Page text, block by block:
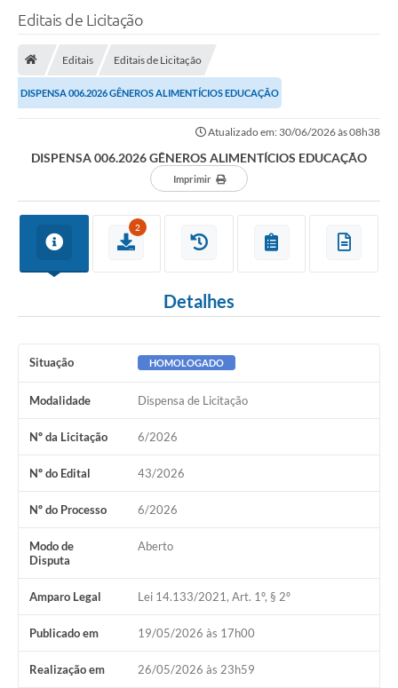
Secretarias
Contato
Formulário elaboração LDO
FISCAL
Portal da Transparência
A Nossa Cidade
Galeria de Fotos
Audiências Públicas
Arquivos para Download
A Prefeitura
Carta de Serviços
Galeria de Vídeos
Editais de Licitação
Editais Editais de Licitação
DISPENSA 006.2026 GÊNEROS ALIMENTÍCIOS EDUCAÇÃO
Atualizado em: 30/06/2026 às 08h38
DISPENSA 006.2026 GÊNEROS ALIMENTÍCIOS EDUCAÇÃO
Imprimir
2
Detalhes
Situação HOMOLOGADO
Modalidade Dispensa de Licitação
Nº da Licitação 6/2026
Nº do Edital 43/2026
Nº do Processo 6/2026
Modo de
Disputa
Aberto
Amparo Legal Lei 14.133/2021, Art. 1º, § 2º
Publicado em 19/05/2026 às 17h00
Realização em 26/05/2026 às 23h59